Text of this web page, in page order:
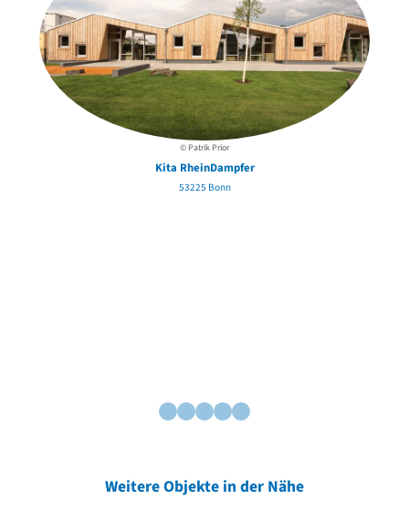
© Patrik Prior
Kita RheinDampfer
53225 Bonn
Weitere Objekte in der Nähe